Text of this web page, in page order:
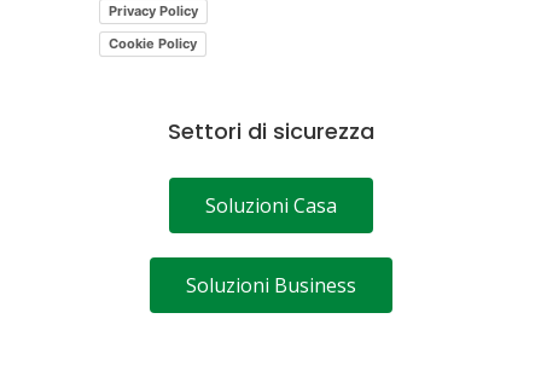
Privacy Policy
Cookie Policy
Settori di sicurezza
Soluzioni Casa
Soluzioni Business